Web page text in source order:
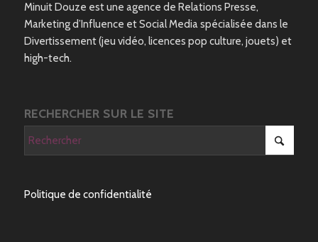
Minuit Douze est une agence de Relations Presse,
Marketing d’Influence et Social Media spécialisée dans le
Divertissement (jeu vidéo, licences pop culture, jouets) et
high-tech.
RECHERCHER SUR LE SITE
Politique de confidentialité